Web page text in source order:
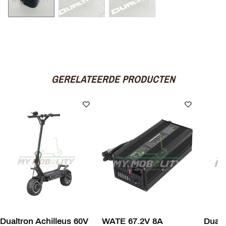
GERELATEERDE PRODUCTEN
Dualtron Achilleus 60V WATE 67.2V 8A